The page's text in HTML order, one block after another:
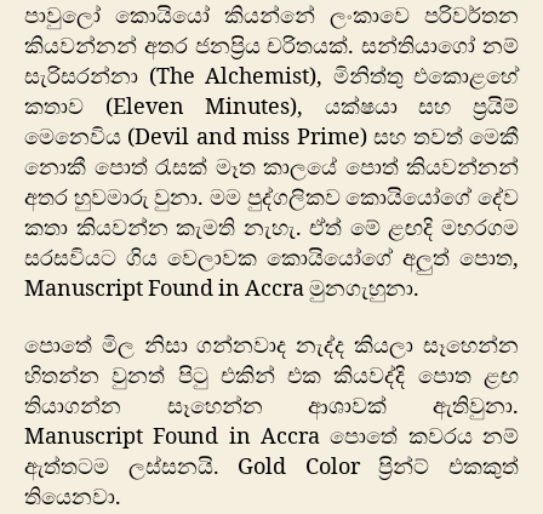
පාවුලෝ කොයියෝ කියන්නේ ලංකාවෙ පරිවර්තන
කියවන්නන් අතර ජනප්‍රිය චරිතයක්. සන්තියාගෝ නම්
සැරිසරන්නා (The Alchemist), මිනිත්තු එකොළහේ
කතාව (Eleven Minutes), යක්ෂයා සහ ප්‍රයිම්
මෙනෙවිය (Devil and miss Prime) සහ තවත් මෙකී
නොකී පොත් රැසක් මෑත කාලයේ පොත් කියවන්නන්
අතර හුවමාරු වුනා. මම පුද්ගලිකව කොයියෝගේ දේව
කතා කියවන්න කැමති නැහැ. ඒත් මේ ළඟදි මහරගම
සරසවියට ගිය වෙලාවක කොයියෝගේ අලුත් පොත,
Manuscript Found in Accra මුනගැහුනා.
පොතේ මිල නිසා ගන්නවාද නැද්ද කියලා සෑහෙන්න
හිතන්න වුනත් පිටු එකින් එක කියවද්දි පොත ළඟ
තියාගන්න සෑහෙන්න ආශාවක් ඇතිවුනා.
Manuscript Found in Accra පොතේ කවරය නම්
ඇත්තටම ලස්සනයි. Gold Color ප්‍රින්ට් එකකුත්
තියෙනවා.